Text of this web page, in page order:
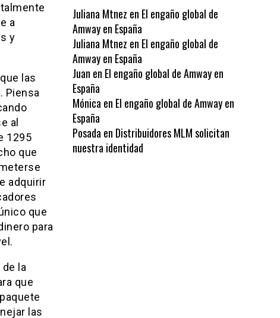
a
y
las
Piensa
al
1295
que
adquirir
que
para
la
que
las
Juliana Mtnez en El engaño global de
Amway en España
Juliana Mtnez en El engaño global de
Amway en España
Juan en El engaño global de Amway en
España
Mónica en El engaño global de Amway en
España
Posada en Distribuidores MLM solicitan
nuestra identidad